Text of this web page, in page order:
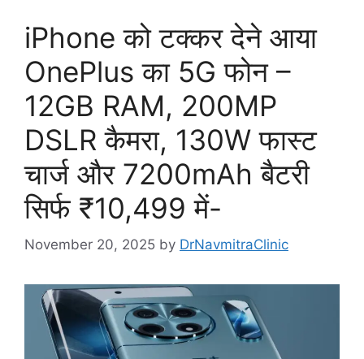
iPhone को टक्कर देने आया
OnePlus का 5G फोन –
12GB RAM, 200MP
DSLR कैमरा, 130W फास्ट
चार्ज और 7200mAh बैटरी
सिर्फ ₹10,499 में-
November 20, 2025 by DrNavmitraClinic